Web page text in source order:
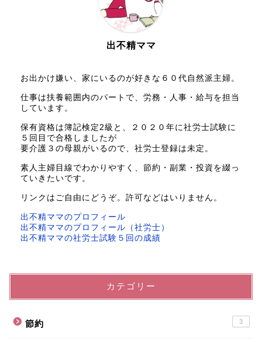
出不精ママ
お出かけ嫌い、家にいるのが好きな６０代自然派主婦。
仕事は扶養範囲内のパートで、労務・人事・給与を担当
しています。
保有資格は簿記検定2級と、２０２０年に社労士試験に
５回目で合格しましたが
要介護３の母親がいるので、社労士登録は未定。
素人主婦目線でわかりやすく、節約・副業・投資を綴っ
ていきたいです。
リンクはご自由にどうぞ。許可などはいりません。
出不精ママのプロフィール
出不精ママのプロフィール（社労士）
出不精ママの社労士試験５回の成績
カテゴリー
節約 3